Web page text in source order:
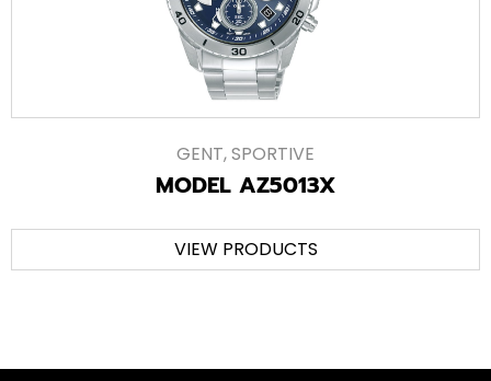
GENT,SPORTIVE
MODEL AZ5013X
VIEW PRODUCTS